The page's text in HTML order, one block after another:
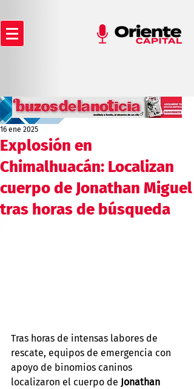
Explosión en
Chimalhuacán: Localizan
cuerpo de Jonathan Miguel
tras horas de búsqueda
16 ene 2025
Tras horas de intensas labores de
rescate, equipos de emergencia con
apoyo de binomios caninos
localizaron el cuerpo de Jonathan